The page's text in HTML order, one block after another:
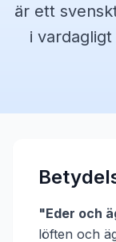
är ett
i
"Eder och
löften och